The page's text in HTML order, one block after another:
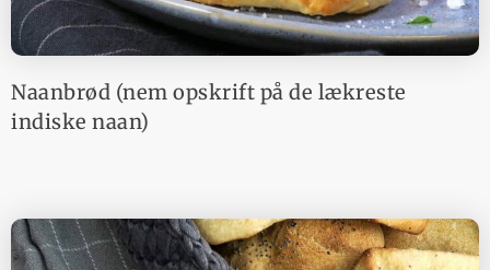
Naanbrød (nem opskrift på de lækreste
indiske naan)